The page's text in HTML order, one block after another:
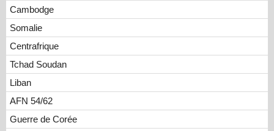
Cambodge
Somalie
Centrafrique
Tchad Soudan
Liban
AFN 54/62
Guerre de Corée